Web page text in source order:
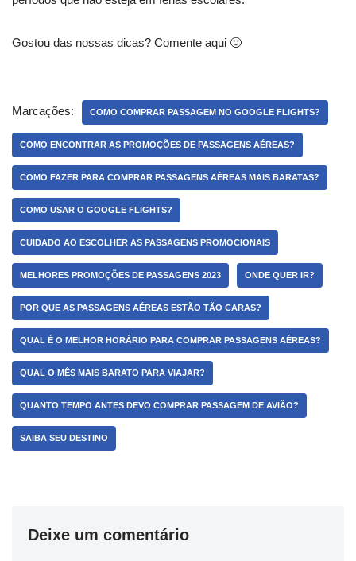
Gostou das nossas dicas? Comente aqui 🙂
Marcações: COMO COMPRAR PASSAGEM NO GOOGLE FLIGHTS?
COMO ENCONTRAR AS PROMOÇÕES DE PASSAGENS AÉREAS?
COMO FAZER PARA COMPRAR PASSAGENS AÉREAS MAIS BARATAS?
COMO USAR O GOOGLE FLIGHTS?
CUIDADO AO ESCOLHER AS PASSAGENS PROMOCIONAIS
MELHORES PROMOÇÕES DE PASSAGENS 2023 ONDE QUER IR?
POR QUE AS PASSAGENS AÉREAS ESTÃO TÃO CARAS?
QUAL É O MELHOR HORÁRIO PARA COMPRAR PASSAGENS AÉREAS?
QUAL O MÊS MAIS BARATO PARA VIAJAR?
QUANTO TEMPO ANTES DEVO COMPRAR PASSAGEM DE AVIÃO?
SAIBA SEU DESTINO
Deixe um comentário